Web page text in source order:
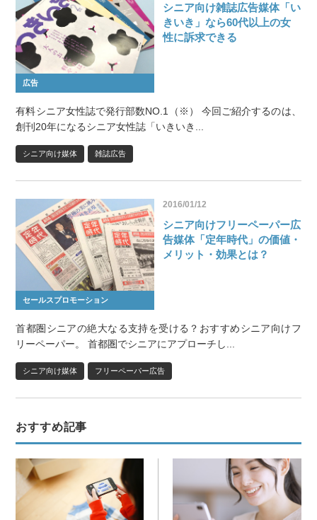
広告
シニア向け雑誌広告媒体「い
きいき」なら60代以上の女
性に訴求できる
有料シニア女性誌で発行部数NO.1（※） 今回ご紹介するのは、
創刊20年になるシニア女性誌「いきいき...
シニア向け媒体 雑誌広告
セールスプロモーション
2016/01/12
シニア向けフリーペーパー広
告媒体「定年時代」の価値・
メリット・効果とは？
首都圏シニアの絶大なる支持を受ける？おすすめシニア向けフ
リーペーパー。 首都圏でシニアにアプローチし...
シニア向け媒体 フリーペーパー広告
おすすめ記事